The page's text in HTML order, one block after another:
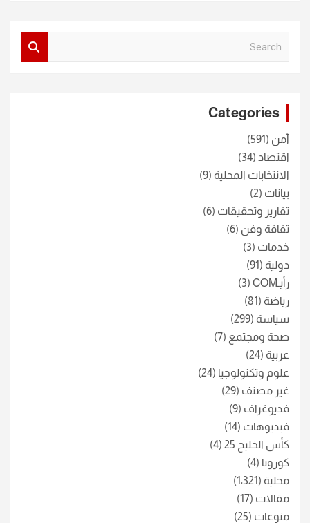
Categories
أمن (591)
اقتصاد (34)
الانتخابات المحلية (9)
بيانات (2)
تقارير وتحقيقات (6)
ثقافة وفن (6)
خدمات (3)
دولية (91)
رأيـCOM
(3)
رياضة (81)
سياسة (299)
صحة ومجتمع (7)
عربية (24)
علوم وتكنولوجيا (24)
غير مصنف (29)
فديوغراف (9)
فيديوهات (14)
كأس الخليج 25
(4)
كورونا (4)
محلية (1٬321)
مقالات (17)
منوعات (25)